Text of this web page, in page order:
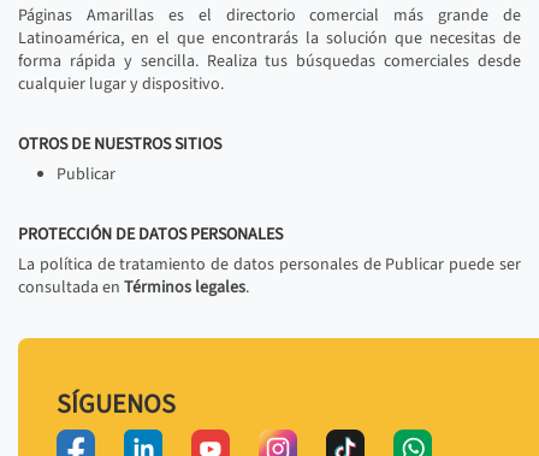
Páginas Amarillas es el directorio comercial más grande de
Latinoamérica, en el que encontrarás la solución que necesitas de
forma rápida y sencilla. Realiza tus búsquedas comerciales desde
cualquier lugar y dispositivo.
OTROS DE NUESTROS SITIOS
Publicar
PROTECCIÓN DE DATOS PERSONALES
La política de tratamiento de datos personales de Publicar puede ser
consultada en Términos legales.
SÍGUENOS